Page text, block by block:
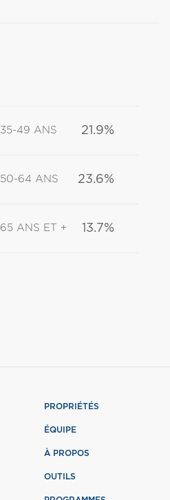
35-49 ANS 21.9%
50-64 ANS 23.6%
65 ANS ET + 13.7%
PROPRIÉTÉS
ÉQUIPE
À PROPOS
OUTILS